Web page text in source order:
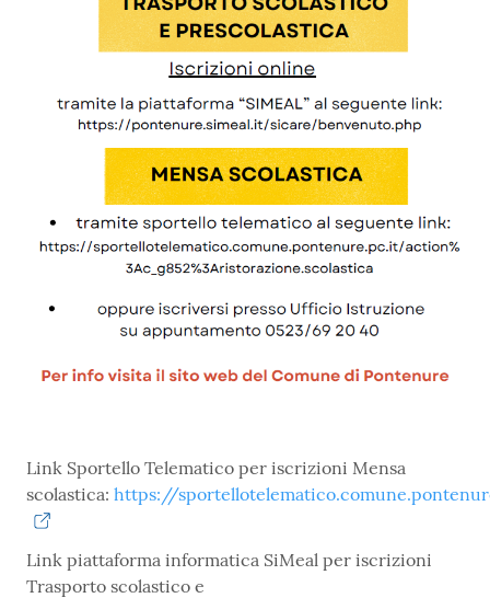
Link Sportello Telematico per iscrizioni Mensa
scolastica: https://
Link piattaforma informatica SiMeal per iscrizioni
Trasporto scolastico e